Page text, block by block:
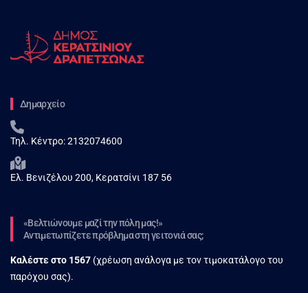
Δημαρχείο
Τηλ. Κέντρο:2132074600
Ελ. Βενιζέλου 200, Κερατσίνι 187 56
«Βελτιώνουμε μαζί την πόλη μας!»
Αντιμετωπίζετε πρόβλημα στη γειτονιά σας;
Καλέστε στο 1567 (χρέωση ανάλογα με τον τιμοκατάλογο του
παρόχου σας).